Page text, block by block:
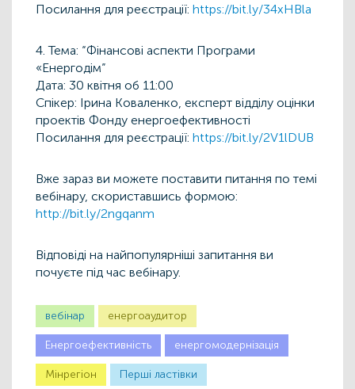
Посилання для реєстрації: https://bit.ly/34xHBla
4. Тема: “Фінансові аспекти Програми
«Енергодім”
Дата: 30 квітня об 11:00
Спікер: Ірина Коваленко, експерт відділу оцінки
проектів Фонду енергоефективності
Посилання для реєстрації: https://bit.ly/2V1lDUB
Вже зараз ви можете поставити питання по темі
вебінару, скориставшись формою:
http://bit.ly/2ngqanm
Відповіді на найпопулярніші запитання ви
почуєте під час вебінару.
вебінар енергоаудитор
Енергоефективність енергомодернізація
Мінрегіон Першi ластiвки